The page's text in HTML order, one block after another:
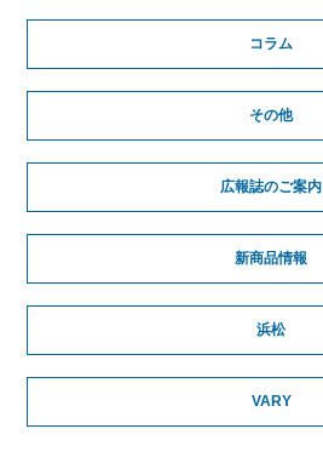
コラム
その他
広報誌のご案内
新商品情報
浜松
VARY